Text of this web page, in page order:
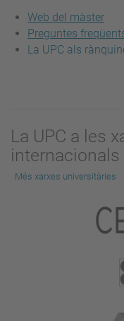
Web del màster
Preguntes
La UPC als
La UPC a les
internacionals
Més xarxes universitàries